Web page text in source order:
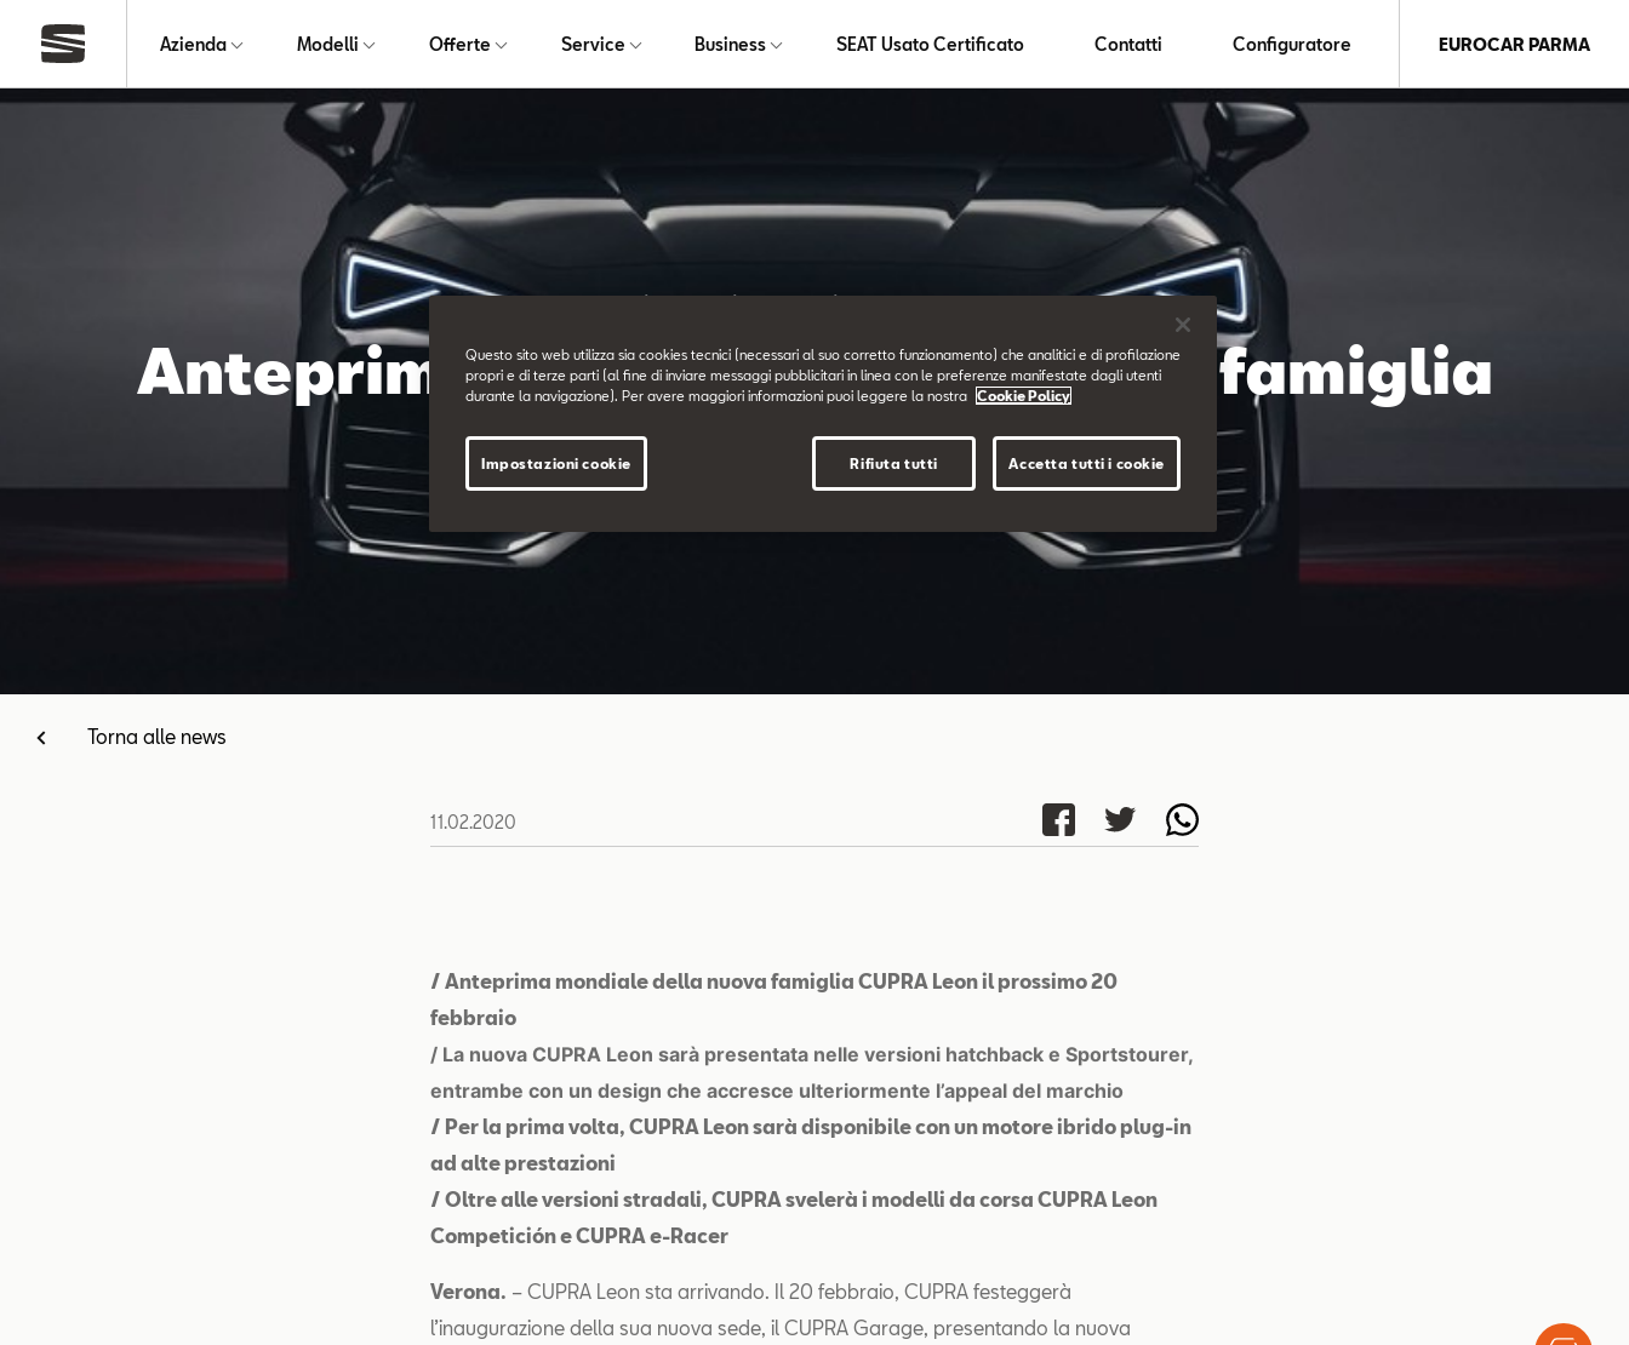
Azienda Modelli Offerte Service Business SEAT Usato Certificato Contatti Configuratore EUROCAR PARMA
In occasione dell’inaugurazione del CUPRA Garage
Anteprima mondiale della nuova famiglia
CUPRA Leon.
Torna alle news
11.02.2020
/ Anteprima mondiale della nuova famiglia CUPRA Leon il prossimo 20
febbraio
/ La nuova CUPRA Leon sarà presentata nelle versioni hatchback e Sportstourer,
entrambe con un design che accresce ulteriormente l’appeal del marchio
/ Per la prima volta, CUPRA Leon sarà disponibile con un motore ibrido plug-in
ad alte prestazioni
/ Oltre alle versioni stradali, CUPRA svelerà i modelli da corsa CUPRA Leon
Competición e CUPRA e-Racer
Verona. – CUPRA Leon sta arrivando. Il 20 febbraio, CUPRA festeggerà
l’inaugurazione della sua nuova sede, il CUPRA Garage, presentando la nuova
Questo sito web utilizza sia cookies tecnici (necessari al suo corretto funzionamento) che analitici e di profilazione
propri e di terze parti (al fine di inviare messaggi pubblicitari in linea con le preferenze manifestate dagli utenti
durante la navigazione). Per avere maggiori informazioni puoi leggere la nostra
Cookie Policy
Impostazioni cookie Rifiuta tutti Accetta tutti i cookie